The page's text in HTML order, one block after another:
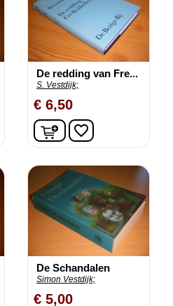
De redding van Fre...
S. Vestdijk;
€ 6,50
In winkelwagen
favorite_border
De Schandalen
Simon Vestdijk;
€ 5,00